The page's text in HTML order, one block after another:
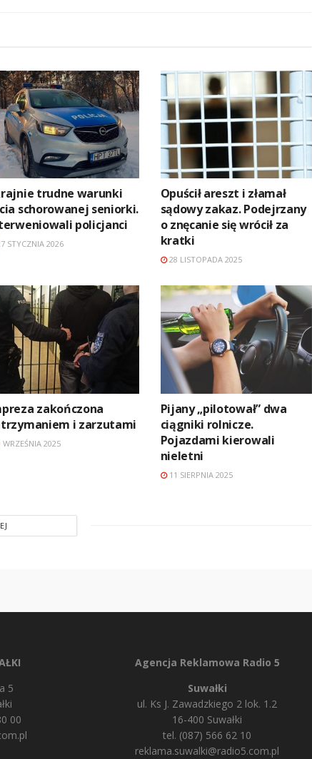
trudne warunki
schorowanej seniorki.
policjanci
STYCZNIA 2026
Opuścił areszt i złamał
sądowy zakaz. Podejrzany
o znęcanie się wrócił za
kratki
28 LISTOPADA 2025
zakończona
i zarzutami
2025
Pijany „pilotował” dwa
ciągniki rolnicze.
Pojazdami kierowali
nieletni
11 SIERPNIA 2025
5
00
Agencja Reklamowa Radio 5
Suwałki
ul. Ks J. Zawadzkiego 2 lok. 1.2
16-400 Suwałki
tel. (087) 566 62 10
reklama.suwalki@radio5.com.pl